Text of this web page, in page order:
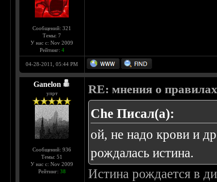
Сообщений: 321
Темы: 7
У нас с: Nov 2009
Рейтинг: 4
04-28-2011, 05:44 PM
Ganelon
упрт
Сообщений: 936
Темы: 51
У нас с: Nov 2009
Рейтинг: 38
RE: мнения о
Che Писал(а):
ой, не надо крови и
рождалась истина.
Истина рождается в